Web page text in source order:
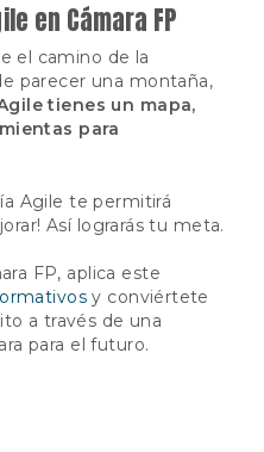
en Cámara FP
el camino de la
parecer una montaña,
tienes un mapa,
para
Agile te permitirá
Así lograrás tu meta.
FP, aplica este
y conviértete
a través de una
para el futuro.